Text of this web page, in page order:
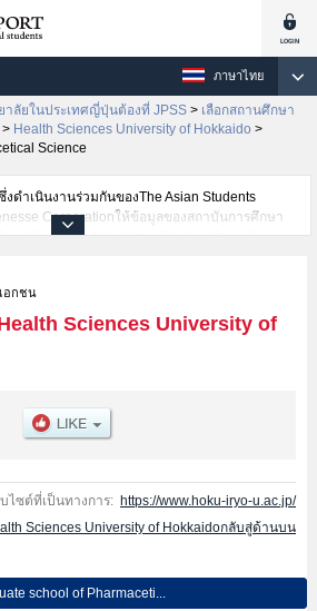
ภาษาไทย
ยในประเทศญี่ปุ่นต้องที่ JPSS > เลือกสถานศึกษา
> Health Sciences University of Hokkaido >
Science
งดำเนินงานร่วมกันของThe Asian Students
Corporationให้ข้อมูลของสถาบันการศึกษา
ยาลัย・วิทยาลัยระดับอนุปริญญา・วิทยาลัย
school of Pharmacetical
of DentistryหรือGraduate school of Nursing
school of Psychological
of Rehabilitation Sciences เป็นต้น,ข้อมูลของ
หาข้อมูลตามอัธยาศัย
อกชน
Sciences University of
บไซต์ที่เป็นทางการ: https://www.hoku-iryo-u.ac.jp/
Sciences University of Hokkaidoกลับสู่ด้านบน
school of Pharmaceti...